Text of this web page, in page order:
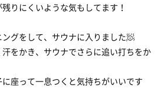
りにくいような気もしてます！
グをして、サウナに入りました🧖
をかき、サウナでさらに追い打ちをか
座って一息つくと気持ちがいいです